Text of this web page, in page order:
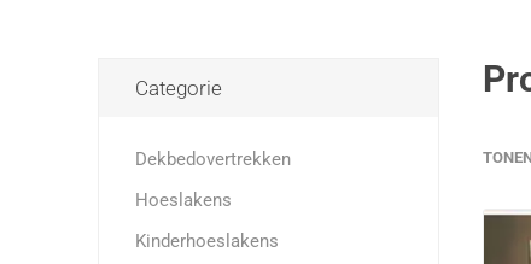
Categorie
Dekbedovertrekken
Hoeslakens
Kinderhoeslakens